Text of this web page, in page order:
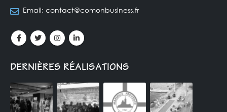
Email: contact@comonbusiness.fr
DERNIÈRES RÉALISATIONS